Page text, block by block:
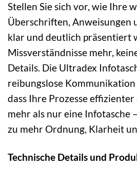
Stellen Sie sich vor, wie Ihre
Überschriften, Anweisungen
klar und deutlich präsentiert
Missverständnisse mehr,
Details. Die Ultradex
reibungslose
dass Ihre Prozesse effizienter
mehr als nur eine Infotasche
zu mehr Ordnung, Klarheit
Technische Details und